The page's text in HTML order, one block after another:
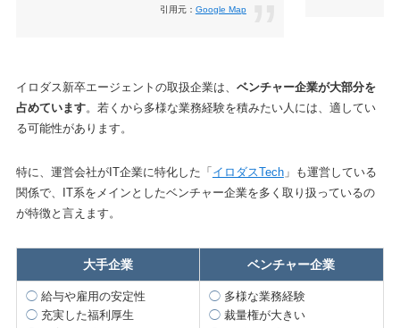
引用元： Google Map
イロダス新卒エージェントの取扱企業は、 ベンチャー企業が大部分を
占めています。若くから多様な業務経験を積みたい人には、適してい
る可能性があります。
特に、運営会社がIT企業に特化した「 イロダスTech」も運営している
関係で、IT系をメインとしたベンチャー企業を多く取り扱っているの
が特徴と言えます。
大手企業 ベンチャー企業
◯給与や雇用の安定性
◯充実した福利厚生
◯多様な業務経験
◯裁量権が大きい